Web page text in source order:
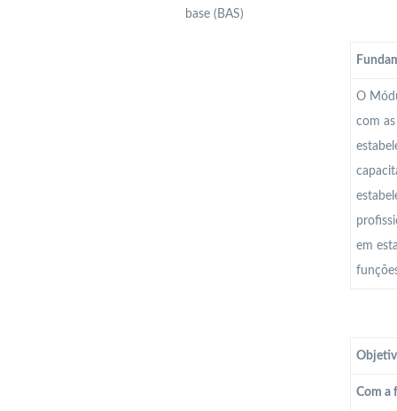
O
com
em
Com a
base (BAS)